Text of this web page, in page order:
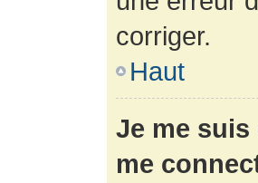
corriger.
Haut
Je me
me